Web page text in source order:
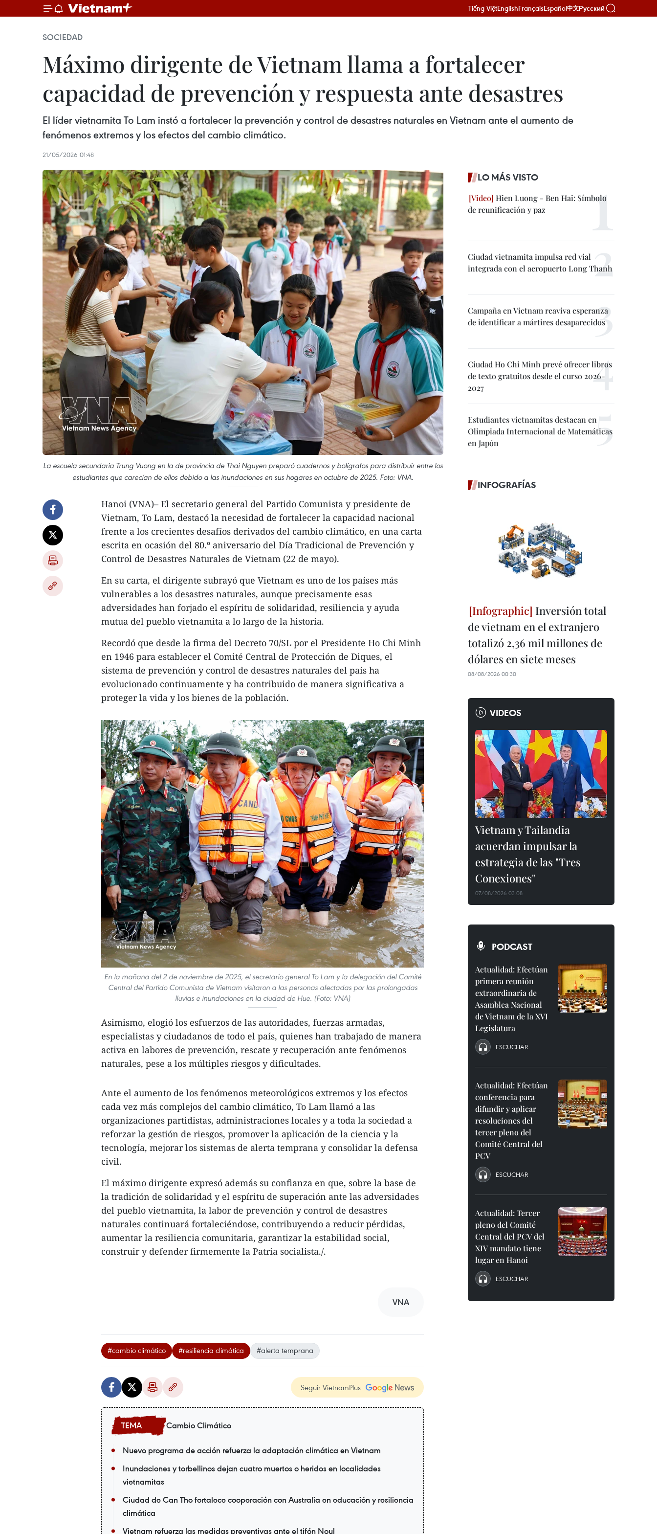
Tiếng ViệtEnglishFrançaisEspañol中文Русский
SOCIEDAD
Máximo dirigente de Vietnam llama a fortalecer
capacidad de prevención y respuesta ante desastres
El líder vietnamita To Lam instó a fortalecer la prevención y control de desastres naturales en Vietnam ante el aumento de
fenómenos extremos y los efectos del cambio climático.
21/05/2026 01:48
La escuela secundaria Trung Vuong en la de provincia de Thai Nguyen preparó cuadernos y bolígrafos para distribuir entre los
estudiantes que carecían de ellos debido a las inundaciones en sus hogares en octubre de 2025. Foto: VNA.
Hanoi (VNA)– El secretario general del Partido Comunista y presidente de
Vietnam, To Lam, destacó la necesidad de fortalecer la capacidad nacional
frente a los crecientes desafíos derivados del cambio climático, en una carta
escrita en ocasión del 80.º aniversario del Día Tradicional de Prevención y
Control de Desastres Naturales de Vietnam (22 de mayo).
En su carta, el dirigente subrayó que Vietnam es uno de los países más
vulnerables a los desastres naturales, aunque precisamente esas
adversidades han forjado el espíritu de solidaridad, resiliencia y ayuda
mutua del pueblo vietnamita a lo largo de la historia.
Recordó que desde la firma del Decreto 70/SL por el Presidente Ho Chi Minh
en 1946 para establecer el Comité Central de Protección de Diques, el
sistema de prevención y control de desastres naturales del país ha
evolucionado continuamente y ha contribuido de manera significativa a
proteger la vida y los bienes de la población.
En la mañana del 2 de noviembre de 2025, el secretario general To Lam y la delegación del Comité
Central del Partido Comunista de Vietnam visitaron a las personas afectadas por las prolongadas
lluvias e inundaciones en la ciudad de Hue. (Foto: VNA)
Asimismo, elogió los esfuerzos de las autoridades, fuerzas armadas,
especialistas y ciudadanos de todo el país, quienes han trabajado de manera
activa en labores de prevención, rescate y recuperación ante fenómenos
naturales, pese a los múltiples riesgos y dificultades.
Ante el aumento de los fenómenos meteorológicos extremos y los efectos
cada vez más complejos del cambio climático, To Lam llamó a las
organizaciones partidistas, administraciones locales y a toda la sociedad a
reforzar la gestión de riesgos, promover la aplicación de la ciencia y la
tecnología, mejorar los sistemas de alerta temprana y consolidar la defensa
civil.
El máximo dirigente expresó además su confianza en que, sobre la base de
la tradición de solidaridad y el espíritu de superación ante las adversidades
del pueblo vietnamita, la labor de prevención y control de desastres
naturales continuará fortaleciéndose, contribuyendo a reducir pérdidas,
aumentar la resiliencia comunitaria, garantizar la estabilidad social,
construir y defender firmemente la Patria socialista./.
VNA
#cambio climático #resiliencia climática #alerta temprana
Seguir VietnamPlus
Cambio Climático
Nuevo programa de acción refuerza la adaptación climática en Vietnam
Inundaciones y torbellinos dejan cuatro muertos o heridos en localidades
vietnamitas
Ciudad de Can Tho fortalece cooperación con Australia en educación y resiliencia
climática
Vietnam refuerza las medidas preventivas ante el tifón Noul
LO MÁS VISTO
Hien Luong - Ben Hai: Símbolo
de reunificación y paz
Ciudad vietnamita impulsa red vial
integrada con el aeropuerto Long Thanh
Campaña en Vietnam reaviva esperanza
de identificar a mártires desaparecidos
Ciudad Ho Chi Minh prevé ofrecer libros
de texto gratuitos desde el curso 2026-
2027
Estudiantes vietnamitas destacan en
Olimpiada Internacional de Matemáticas
en Japón
INFOGRAFÍAS
Inversión total
de vietnam en el extranjero
totalizó 2,36 mil millones de
dólares en siete meses
08/08/2026 00:30
VIDEOS
Vietnam y Tailandia
acuerdan impulsar la
estrategia de las "Tres
Conexiones"
07/08/2026 03:08
PODCAST
Actualidad: Efectúan
primera reunión
extraordinaria de
Asamblea Nacional
de Vietnam de la XVI
Legislatura
ESCUCHAR
Actualidad: Efectúan
conferencia para
difundir y aplicar
resoluciones del
tercer pleno del
Comité Central del
PCV
ESCUCHAR
Actualidad: Tercer
pleno del Comité
Central del PCV del
XIV mandato tiene
lugar en Hanoi
ESCUCHAR